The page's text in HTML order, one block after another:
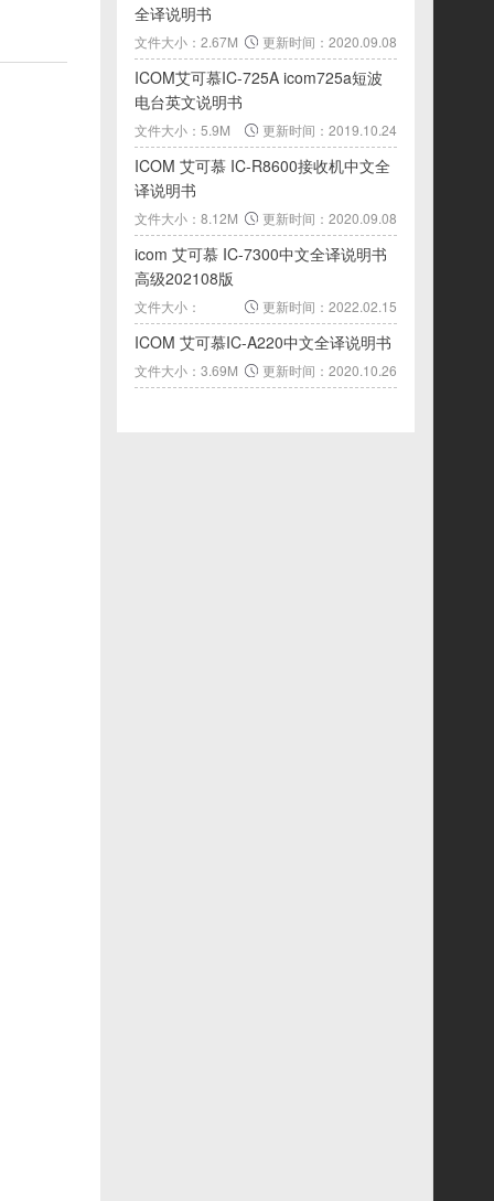
全译说明书
更新时间：2020.09.08
文件大小：2.67M
ICOM艾可慕IC-725A icom725a短波
电台英文说明书
更新时间：2019.10.24
文件大小：5.9M
ICOM 艾可慕 IC-R8600接收机中文全
译说明书
更新时间：2020.09.08
文件大小：8.12M
icom 艾可慕 IC-7300中文全译说明书
高级202108版
更新时间：2022.02.15
文件大小：
25.36M
ICOM 艾可慕IC-A220中文全译说明书
更新时间：2020.10.26
文件大小：3.69M